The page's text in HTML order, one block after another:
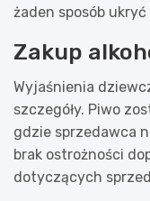
żaden sposób
Zakup
Wyjaśnienia
szczegóły. Piwo
gdzie sprzedawca
brak ostrożności
dotyczących